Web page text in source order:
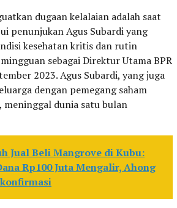
dugaan kelalaian adalah saat
penunjukan Agus Subardi yang
kesehatan kritis dan rutin
sebagai Direktur Utama BPR
2023. Agus Subardi, yang juga
dengan pemegang saham
dunia satu bulan
Jual Beli Mangrove di Kubu:
Rp100 Juta Mengalir, Ahong